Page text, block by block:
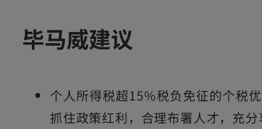
毕马威建议
个人所得税超15%税负免征的个税
抓住政策红利，合理布署人才，充